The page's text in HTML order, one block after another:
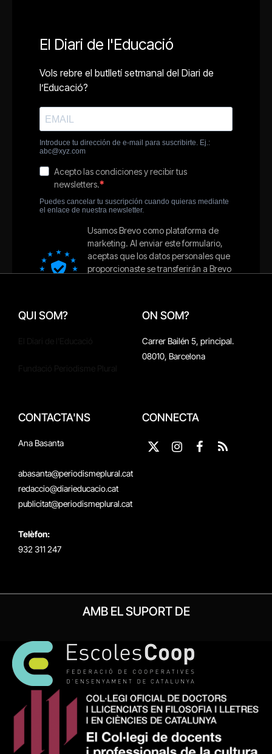
QUI SOM? ON SOM?
Carrer Bailén 5, principal.
08010, Barcelona
CONTACTA'NS
Ana Basanta
abasanta@periodismeplural.cat
redaccio@diarieducacio.cat
publicitat@periodismeplural.cat
Telèfon:
932 311 247
CONNECTA
X
InstagramFacebook
RSS
AMB EL SUPORT DE